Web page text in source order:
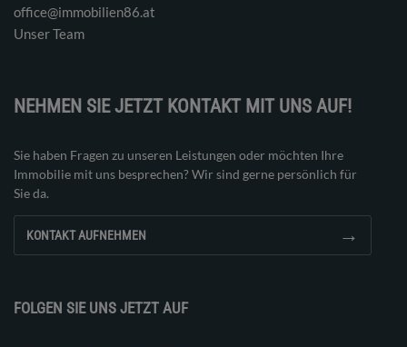
office@immobilien86.at
Unser Team
NEHMEN SIE JETZT KONTAKT MIT UNS AUF!
Sie haben Fragen zu unseren Leistungen oder möchten Ihre
Immobilie mit uns besprechen? Wir sind gerne persönlich für
Sie da.
KONTAKT AUFNEHMEN →
FOLGEN SIE UNS JETZT AUF